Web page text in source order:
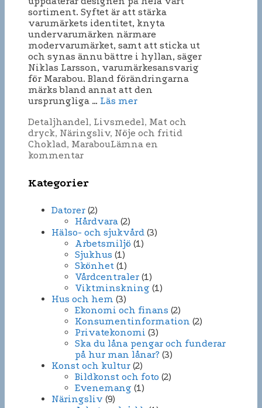
sortiment. Syftet är att stärka
varumärkets identitet, knyta
undervarumärken närmare
modervarumärket, samt att sticka ut
och synas ännu bättre i hyllan, säger
Niklas Larsson, varumärkesansvarig
för Marabou. Bland förändringarna
märks bland annat att den
ursprungliga … Läs mer
Kategorier
Detaljhandel, Livsmedel, Mat och
dryck, Näringsliv, Nöje och fritidEtiketter
Choklad, MarabouLämna en
kommentar
Kategorier
Datorer (2)
Hårdvara (2)
Hälso- och sjukvård (3)
Arbetsmiljö (1)
Sjukhus (1)
Skönhet (1)
Vårdcentraler (1)
Viktminskning (1)
Hus och hem (3)
Ekonomi och finans (2)
Konsumentinformation (2)
Privatekonomi (3)
Ska du låna pengar och funderar
på hur man lånar? (3)
Konst och kultur (2)
Bildkonst och foto (2)
Evenemang (1)
Näringsliv (9)